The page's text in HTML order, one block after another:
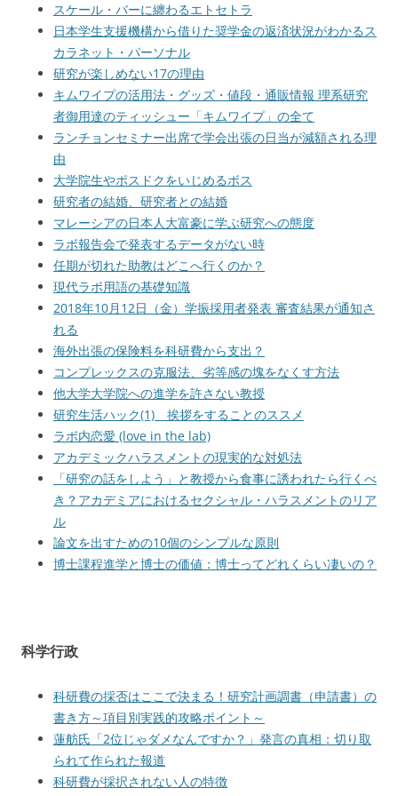
スケール・バーに纏わるエトセトラ
日本学生支援機構から借りた奨学金の返済状況がわかるス
カラネット・パーソナル
研究が楽しめない17の理由
キムワイプの活用法・グッズ・値段・通販情報 理系研究
者御用達のティッシュー「キムワイプ」の全て
ランチョンセミナー出席で学会出張の日当が減額される理
由
大学院生やポスドクをいじめるボス
研究者の結婚、研究者との結婚
マレーシアの日本人大富豪に学ぶ研究への態度
ラボ報告会で発表するデータがない時
任期が切れた助教はどこへ行くのか？
現代ラボ用語の基礎知識
2018年10月12日（金）学振採用者発表 審査結果が通知さ
れる
海外出張の保険料を科研費から支出？
コンプレックスの克服法、劣等感の塊をなくす方法
他大学大学院への進学を許さない教授
研究生活ハック(1) 挨拶をすることのススメ
ラボ内恋愛 (love in the lab)
アカデミックハラスメントの現実的な対処法
「研究の話をしよう」と教授から食事に誘われたら行くべ
き？アカデミアにおけるセクシャル・ハラスメントのリア
ル
論文を出すための10個のシンプルな原則
博士課程進学と博士の価値：博士ってどれくらい凄いの？
科学行政
科研費の採否はここで決まる！研究計画調書（申請書）の
書き方～項目別実践的攻略ポイント～
蓮舫氏「2位じゃダメなんですか？」発言の真相：切り取
られて作られた報道
科研費が採択されない人の特徴